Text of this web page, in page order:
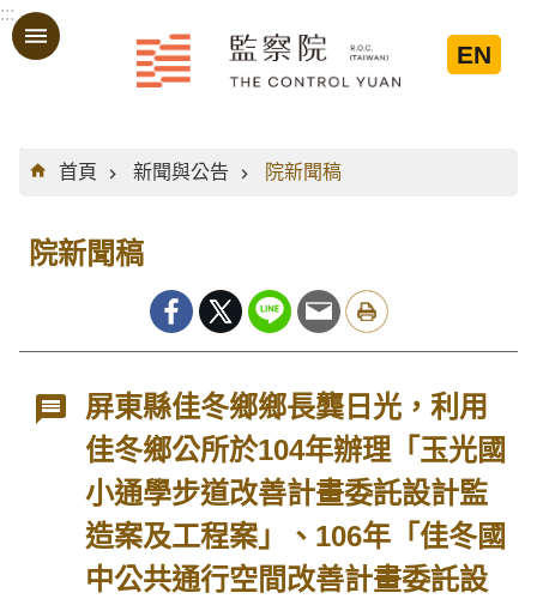
跳到主要內容區塊
:::
EN
:::
首頁
新聞與公告 院新聞稿
院新聞稿
屏東縣佳冬鄉鄉長龔日光，利用
佳冬鄉公所於104年辦理「玉光國
小通學步道改善計畫委託設計監
造案及工程案」、106年「佳冬國
中公共通行空間改善計畫委託設